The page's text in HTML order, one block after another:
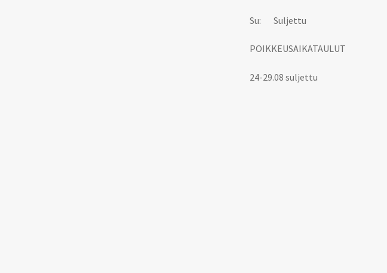
Su: Suljettu
POIKKEUSAIKATAULUT
24-29.08 suljettu